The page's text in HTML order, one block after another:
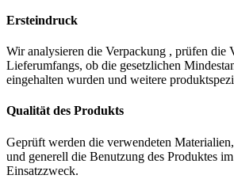
Ersteindruck
Wir analysieren die Verpackung , prüfen die
Lieferumfangs, ob die gesetzlichen
eingehalten wurden und weitere
Qualität des Produkts
Geprüft werden die verwendeten
und generell die Benutzung des Produktes
Einsatzzweck.